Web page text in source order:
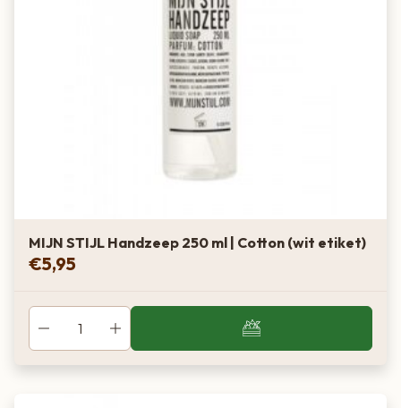
MIJN STIJL Handzeep 250 ml | Cotton (wit etiket)
€5,95